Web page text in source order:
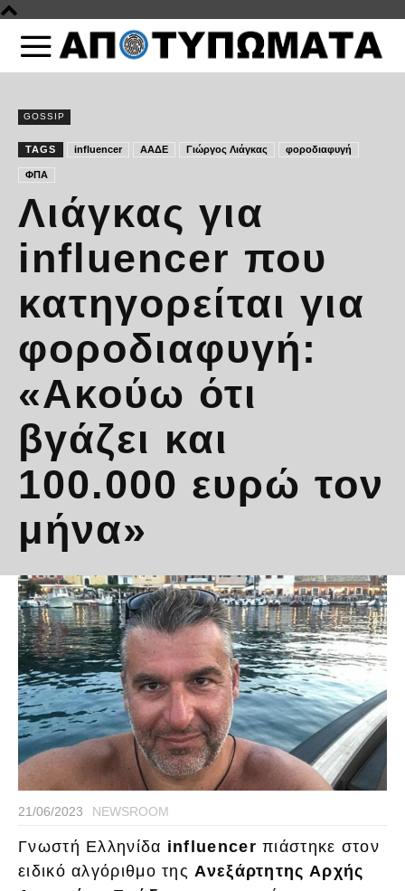
GOSSIP
TAGS influencer ΑΑΔΕ Γιώργος Λιάγκας φοροδιαφυγή
ΦΠΑ
Λιάγκας για
influencer που
κατηγορείται για
φοροδιαφυγή:
«Ακούω ότι
βγάζει και
100.000 ευρώ τον
μήνα»
21/06/2023 NEWSROOM
Γνωστή Ελληνίδα influencer πιάστηκε στον
ειδικό αλγόριθμο της Ανεξάρτητης Αρχής